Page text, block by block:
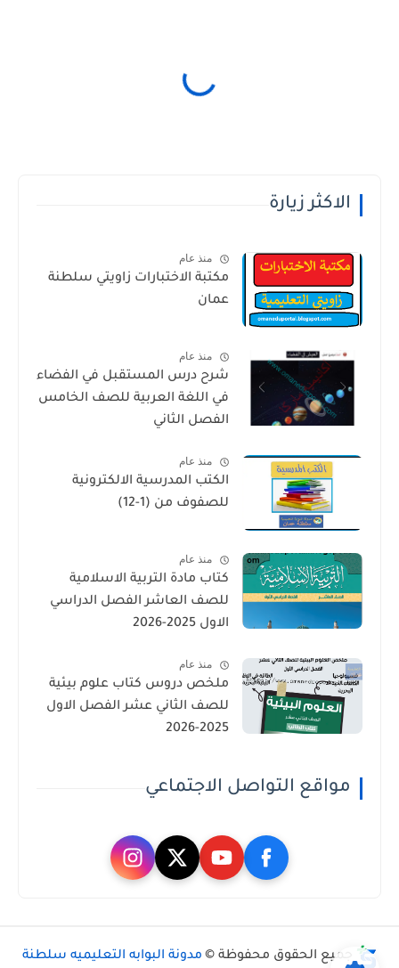
الاكثر زيارة
منذ عام
مكتبة الاختبارات زاويتي سلطنة
عمان
منذ عام
شرح درس المستقبل في الفضاء
في اللغة العربية للصف الخامس
الفصل الثاني
منذ عام
الكتب المدرسية الالكترونية
للصفوف من (1-12)
منذ عام
كتاب مادة التربية الاسلامية
للصف العاشر الفصل الدراسي
الاول 2025-2026
منذ عام
ملخص دروس كتاب علوم بيئية
للصف الثاني عشر الفصل الاول
2025-2026
مواقع التواصل الاجتماعي
جميع الحقوق محفوظة © مدونة البوابه التعليميه سلطنة